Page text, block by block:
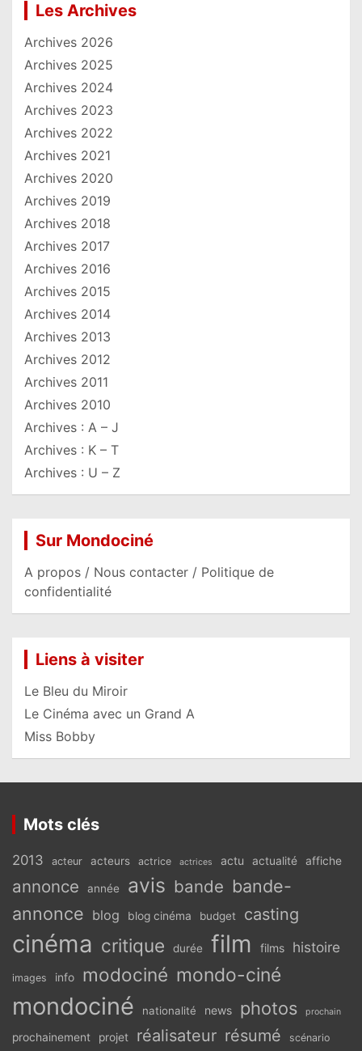
Les Archives
Archives 2026
Archives 2025
Archives 2024
Archives 2023
Archives 2022
Archives 2021
Archives 2020
Archives 2019
Archives 2018
Archives 2017
Archives 2016
Archives 2015
Archives 2014
Archives 2013
Archives 2012
Archives 2011
Archives 2010
Archives : A – J
Archives : K – T
Archives : U – Z
Sur Mondociné
A propos / Nous contacter / Politique de
confidentialité
Liens à visiter
Le Bleu du Miroir
Le Cinéma avec un Grand A
Miss Bobby
Mots clés
2013 acteur acteurs actrice actrices actu actualité affiche
annonce année avis bande bande-
annonce blog blog cinéma budget casting
cinéma critique durée film films histoire
images info modociné mondo-ciné
mondociné nationalité news photos prochain
prochainement projet réalisateur résumé scénario